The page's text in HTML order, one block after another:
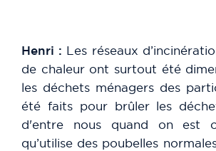
Henri : Les réseaux
de chaleur ont surtout été
les déchets ménagers des
été faits pour brûler les
d'entre nous quand on est
qu’utilise des poubelles